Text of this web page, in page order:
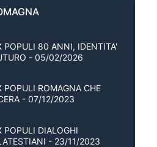
POPULI 80 ANNI, IDENTITA'
- 05/02/2026
POPULI ROMAGNA CHE
- 07/12/2023
POPULI DIALOGHI
- 23/11/2023